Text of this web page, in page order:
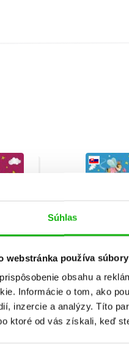
Súhlas
webstránka používa
obsahu a
Informácie o tom, ako
inzercie a analýzy. Títo
ktoré od vás získali, keď
(2.